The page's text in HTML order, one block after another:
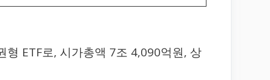
형 ETF로, 시가총액 7조 4,090억원, 상